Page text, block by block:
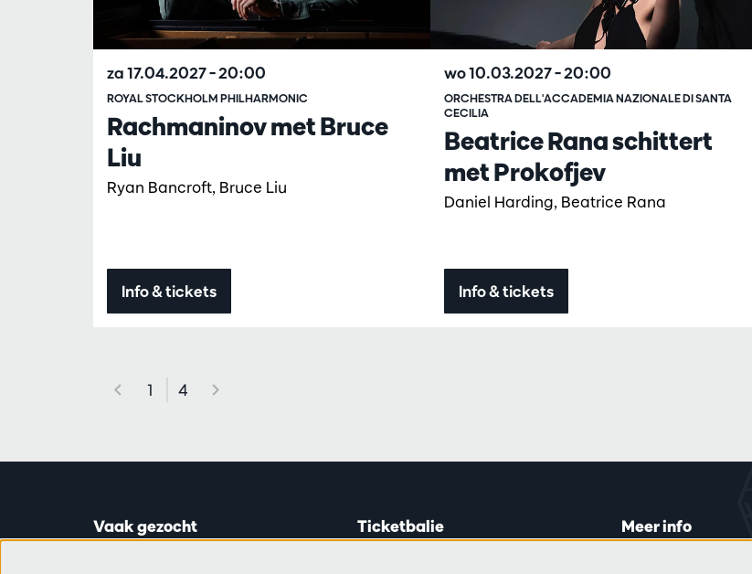
Rachmaninov met Bruce
Liu
Ryan Bancroft, Bruce Liu
ROYAL STOCKHOLM PHILHARMONIC
za 17.04.2027– 20:00
Info & tickets
Beatrice Rana schittert
met Prokofjev
Daniel Harding, Beatrice Rana
ORCHESTRA DELL'ACCADEMIA NAZIONALE DI SANTA
CECILIA
wo 10.03.2027– 20:00
Info & tickets
1 4
Vaak gezocht Ticketbalie Meer info